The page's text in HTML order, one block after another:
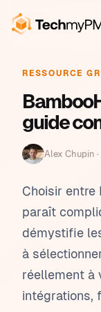
RESSOURCE
guide
Alex Chupin ·
Choisir entre
paraît
démystifie
à
réellement à
intégrations,